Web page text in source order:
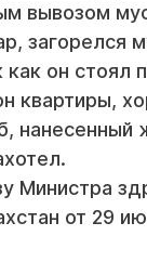
вывозом
загорелся
как он стоял
квартиры,
нанесенный
Министра
от 29